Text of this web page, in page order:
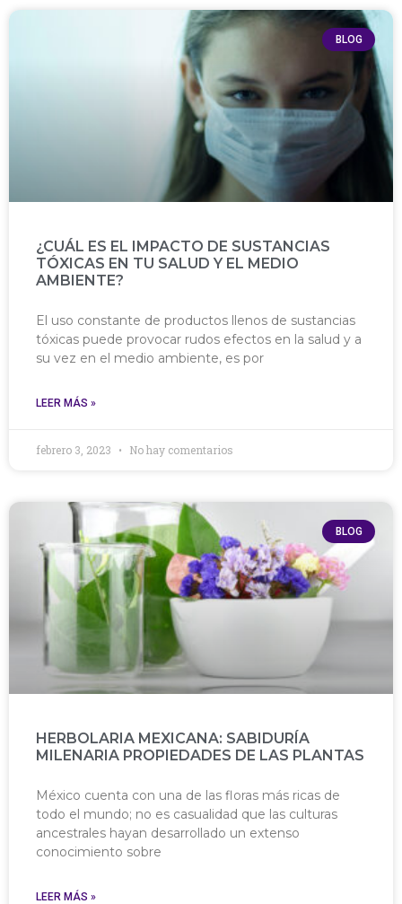
BLOG
¿CUÁL ES EL IMPACTO DE SUSTANCIAS
TÓXICAS EN TU SALUD Y EL MEDIO
AMBIENTE?
El uso constante de productos llenos de sustancias
tóxicas puede provocar rudos efectos en la salud y a
su vez en el medio ambiente, es por
LEER MÁS »
febrero 3, 2023 No hay comentarios
BLOG
HERBOLARIA MEXICANA: SABIDURÍA
MILENARIA PROPIEDADES DE LAS PLANTAS
México cuenta con una de las floras más ricas de
todo el mundo; no es casualidad que las culturas
ancestrales hayan desarrollado un extenso
conocimiento sobre
LEER MÁS »